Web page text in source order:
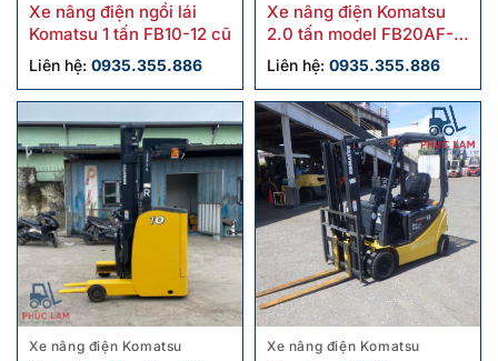
Xe nâng điện ngồi lái
Komatsu 1 tấn FB10-12 cũ
Liên hệ: 0935.355.886
Xe nâng điện Komatsu
2.0 tấn model FB20AF-
12 cũ
Liên hệ: 0935.355.886
Xe nâng điện Komatsu Xe nâng điện Komatsu